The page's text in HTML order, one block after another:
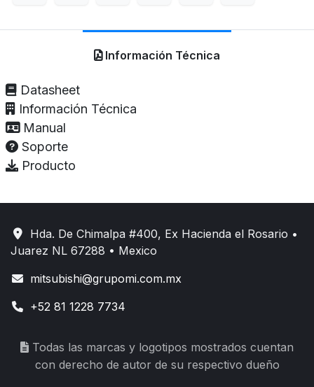
Información Técnica
Datasheet
Información Técnica
Manual
Soporte
Producto
Hda. De Chimalpa #400, Ex Hacienda el Rosario •
Juarez NL 67288 • Mexico
mitsubishi@grupomi.com.mx
+52 81 1228 7734
Todas las marcas y logotipos mostrados cuentan
con derecho de autor de su respectivo dueño